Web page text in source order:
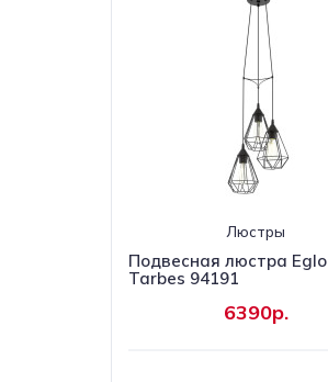
Люстры
Подвесная люстра Eglo
Tarbes 94191
6390р.